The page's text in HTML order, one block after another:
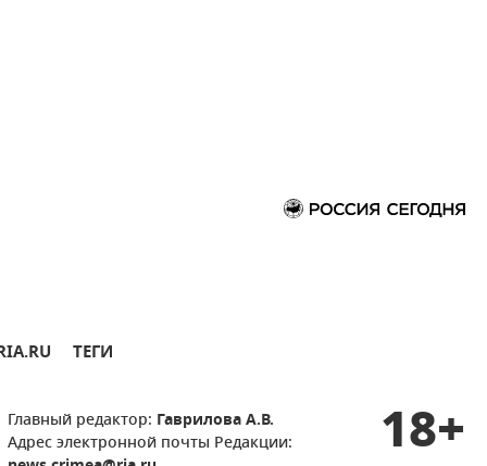
ТЕГИ
Главный редактор: Гаврилова А.В.
Адрес электронной почты Редакции:
18+